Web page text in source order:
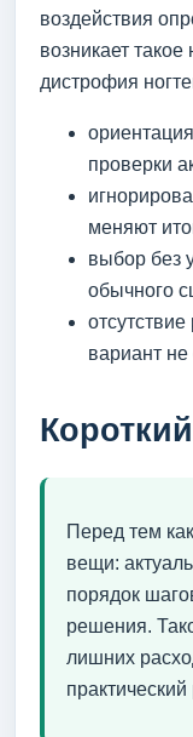
воздействия
возникает
дистрофия
проверки
меняют
выбор без
обычного
вариант не
Перед тем
вещи:
порядок
решения.
лишних
практический